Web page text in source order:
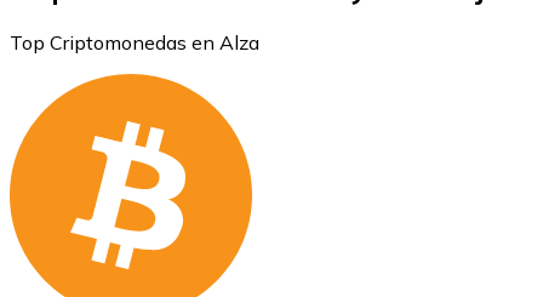
Top Criptomonedas en Alza